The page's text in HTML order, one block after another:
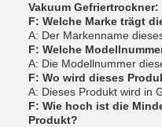
Vakuum Gefriertrockner:
F: Welche Marke trägt
A: Der Markenname
F: Welche
A: Die Modellnummer
F: Wo wird dieses
A: Dieses Produkt wird in
F: Wie hoch ist die
Produkt?